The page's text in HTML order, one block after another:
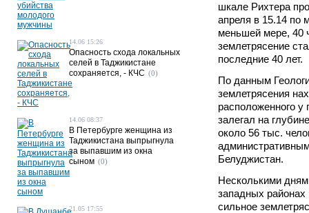
шкале Рихтера
апреля в 15.14 по
меньшей мере, 40
землетрясение
последние 40 лет.
По данным
землетрясения
расположенного
залегал на
около 56 тыс.
Белуджистан.
Несколькими
западных
сильное
14.06 15:26
Опасность схода локальных
селей в Таджикистане
сохраняется, - КЧС (0)
14.06 08:37
В Петербурге женщина из
Таджикистана выпрыгнула
за выпавшим из окна
сыном (0)
21.05 17:55